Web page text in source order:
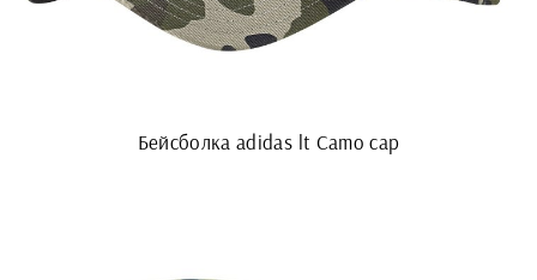
Бейсболка adidas lt Camo cap